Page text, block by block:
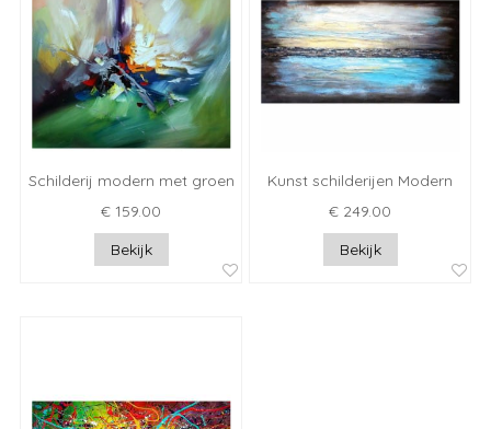
Schilderij modern met groen
€ 159.00
Bekijk
Kunst schilderijen Modern
€ 249.00
Bekijk